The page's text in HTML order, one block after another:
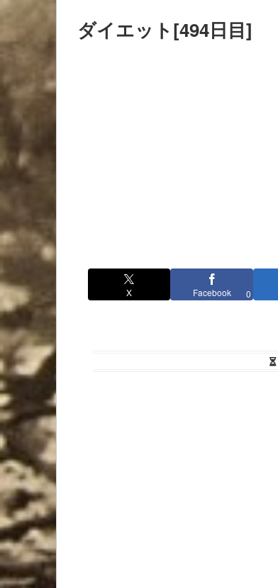
ダイエット[494日目]
X Facebook 0